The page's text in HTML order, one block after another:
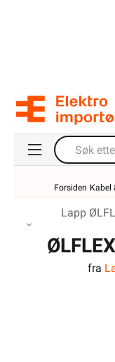
Forsiden Kabel
Lapp
fra